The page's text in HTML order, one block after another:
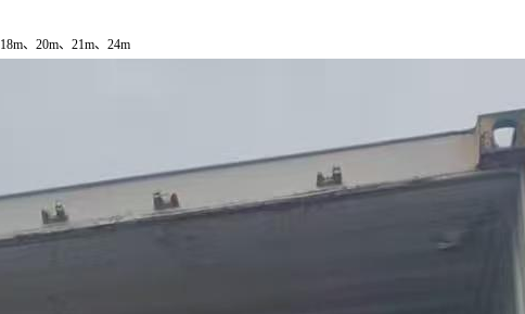
18m、 20m、 21m、 24m